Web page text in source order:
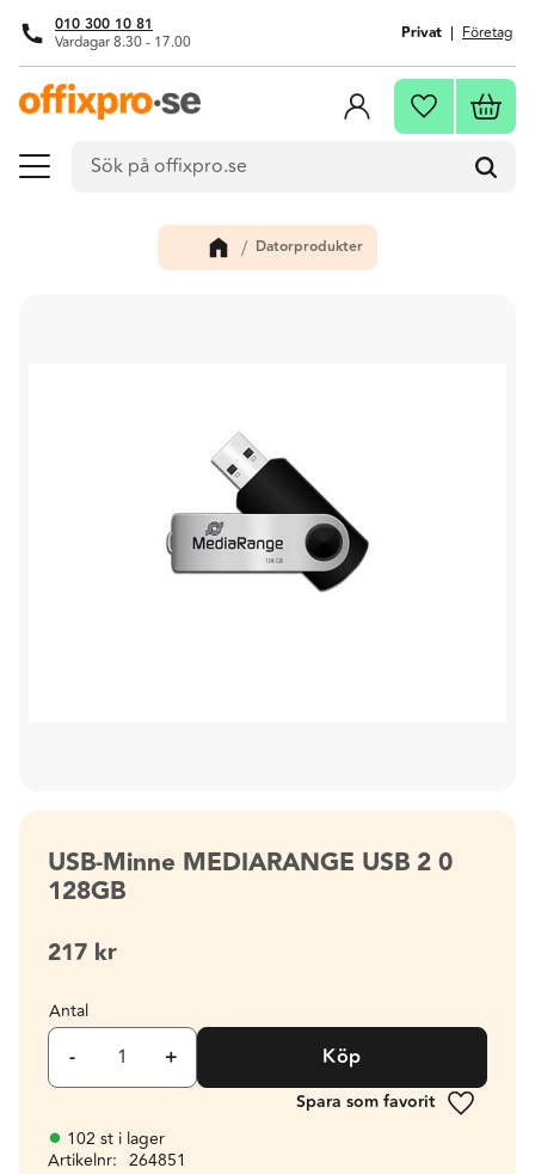
Meny
010 300 10 81
Vardagar 8.30 - 17.00 Privat Företag
Favoriter
Datorprodukter
USB-Minne MEDIARANGE USB 2 0
128GB
217 kr
Antal
+
- Köp
Lägg till
102 st i lager
Artikelnr
264851